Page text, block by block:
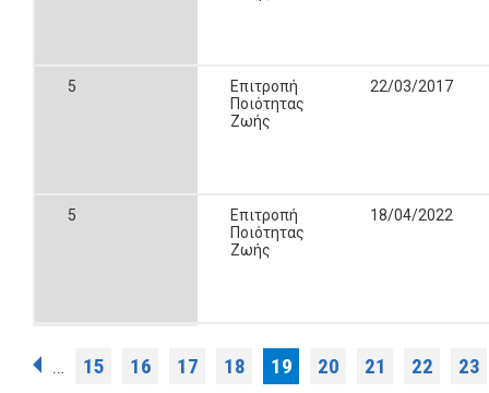
5
Επιτροπή
Ποιότητας
Ζωής
22/03/2017
5
Επιτροπή
Ποιότητας
Ζωής
18/04/2022
Σελίδες
… 15 16 17 18 19 20 21 22 23